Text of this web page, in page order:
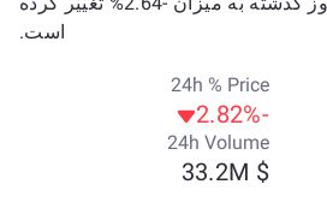
است.
24h % Price
-2.82%
24h Volume
$ 33.2M